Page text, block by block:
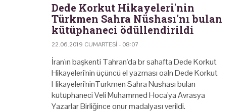
Dede Korkut Hikayeleri'nin
Türkmen Sahra Nüshası'nı bulan
kütüphaneci ödüllendirildi
22.06.2019 CUMARTESI - 08:07
İran'ın başkenti Tahran'da br sahafta Dede Korkut
Hikayeleri'nin üçüncü el yazması oaln Dede Korkut
Hikayeleri'ninTürkmen Sahra Nüshası bulan
kütüphaneci Veli Muhammed Hoca'ya Avrasya
Yazarlar Birliğince onur madalyası verildi.